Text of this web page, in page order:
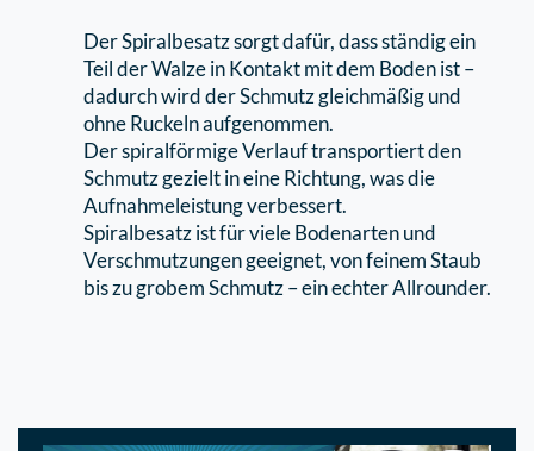
Der Spiralbesatz sorgt dafür, dass ständig ein
Teil der Walze in Kontakt mit dem Boden ist –
dadurch wird der Schmutz gleichmäßig und
ohne Ruckeln aufgenommen.
Der spiralförmige Verlauf transportiert den
Schmutz gezielt in eine Richtung, was die
Aufnahmeleistung verbessert.
Spiralbesatz ist für viele Bodenarten und
Verschmutzungen geeignet, von feinem Staub
bis zu grobem Schmutz – ein echter Allrounder.